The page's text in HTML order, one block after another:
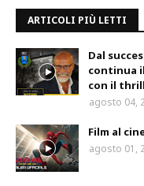
ARTICOLI PIÙ LETTI
Dal
continua
con il
agosto 04,
Film al
agosto 01,